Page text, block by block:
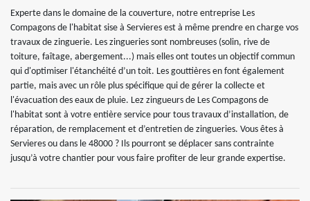
Experte dans le domaine de la couverture, notre entreprise Les
Compagons de l'habitat sise à Servieres est à même prendre en charge vos
travaux de zinguerie. Les zingueries sont nombreuses (solin, rive de
toiture, faîtage, abergement...) mais elles ont toutes un objectif commun
qui d'optimiser l'étanchéité d’un toit. Les gouttières en font également
partie, mais avec un rôle plus spécifique qui de gérer la collecte et
l'évacuation des eaux de pluie. Lez zingueurs de Les Compagons de
l'habitat sont à votre entière service pour tous travaux d’installation, de
réparation, de remplacement et d’entretien de zingueries. Vous êtes à
Servieres ou dans le 48000 ? Ils pourront se déplacer sans contrainte
jusqu’à votre chantier pour vous faire profiter de leur grande expertise.